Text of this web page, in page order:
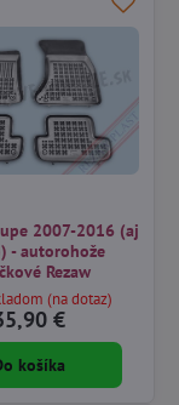
2007-2016 (aj
- autorohože
Rezaw
(na dotaz)
€
košíka